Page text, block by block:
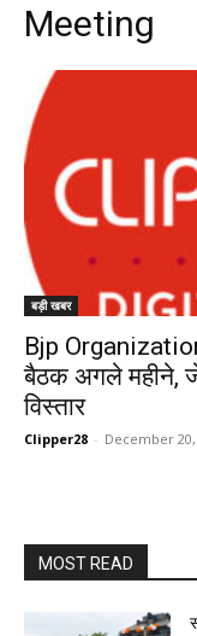
Meeting
बड़ी खबर
Bjp
बैठक अगले महीने,
विस्तार
Clipper28 - December 20,
MOST READ